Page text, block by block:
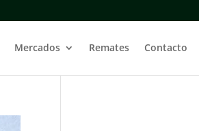
Mercados Remates Contacto